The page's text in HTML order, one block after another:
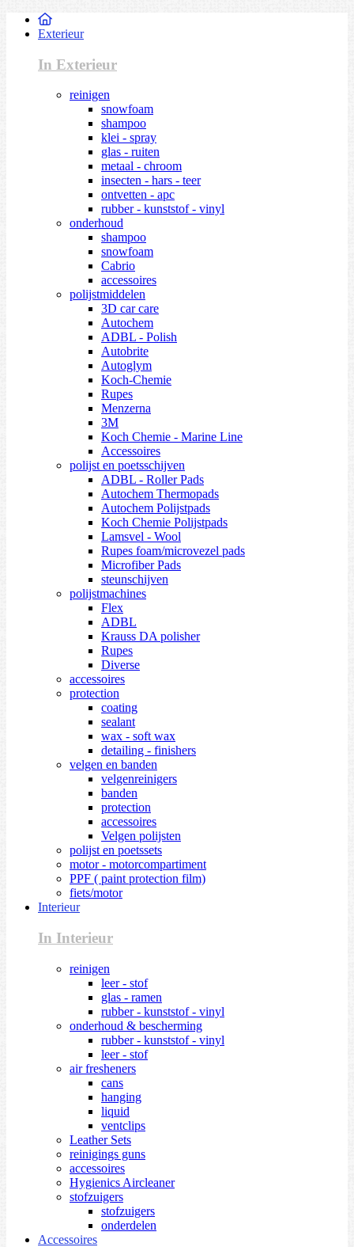
Exterieur
In Exterieur
reinigen
snowfoam
shampoo
klei - spray
glas - ruiten
metaal - chroom
insecten - hars - teer
ontvetten - apc
rubber - kunststof - vinyl
onderhoud
shampoo
snowfoam
Cabrio
accessoires
polijstmiddelen
3D car care
Autochem
ADBL - Polish
Autobrite
Autoglym
Koch-Chemie
Rupes
Menzerna
3M
Koch Chemie - Marine Line
Accessoires
polijst en poetsschijven
ADBL - Roller Pads
Autochem Thermopads
Autochem Polijstpads
Koch Chemie Polijstpads
Lamsvel - Wool
Rupes foam/microvezel pads
Microfiber Pads
steunschijven
polijstmachines
Flex
ADBL
Krauss DA polisher
Rupes
Diverse
accessoires
protection
coating
sealant
wax - soft wax
detailing - finishers
velgen en banden
velgenreinigers
banden
protection
accessoires
Velgen polijsten
polijst en poetssets
motor - motorcompartiment
PPF ( paint protection film)
fiets/motor
Interieur
In Interieur
reinigen
leer - stof
glas - ramen
rubber - kunststof - vinyl
onderhoud & bescherming
rubber - kunststof - vinyl
leer - stof
air fresheners
cans
hanging
liquid
ventclips
Leather Sets
reinigings guns
accessoires
Hygienics Aircleaner
stofzuigers
stofzuigers
onderdelen
Accessoires